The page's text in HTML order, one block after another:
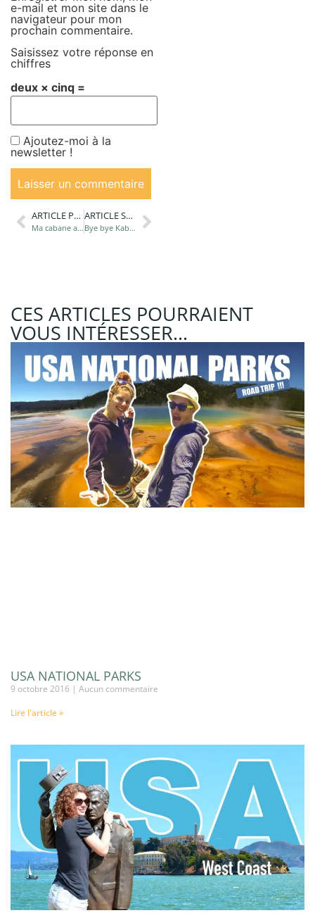
e-mail et mon site dans le
navigateur pour mon
prochain commentaire.
Saisissez votre réponse en
chiffres
deux × cinq =
Ajoutez-moi à la
newsletter !
ARTICLE PRÉCÉDANT
Ma cabane au Canada
ARTICLE SUIVANT
Bye bye Kabania !
CES ARTICLES POURRAIENT
VOUS INTÉRESSER...
USA NATIONAL PARKS
9 octobre 2016
Aucun commentaire
Lire l'article »